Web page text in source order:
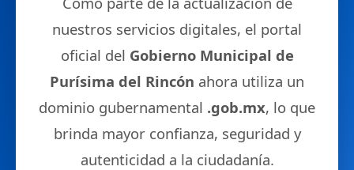
nuestros servicios digitales, el portal
oficial del Gobierno Municipal de
Purísima del Rincón ahora utiliza un
dominio gubernamental .gob.mx, lo que
brinda mayor confianza, seguridad y
autenticidad a la ciudadanía.